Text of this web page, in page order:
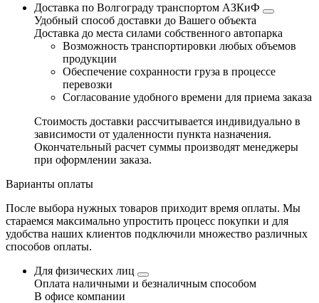
Доставка по Волгограду транспортом АЗКиФ
Удобный способ доставки до Вашего объекта
Доставка до места силами собственного автопарка
Возможность транспортировки любых объемов
продукции
Обеспечение сохранности груза в процессе
перевозки
Согласование удобного времени для приема заказа
Стоимость доставки рассчитывается индивидуально в
зависимости от удаленности пункта назначения.
Окончательный расчет суммы производят менеджеры
при оформлении заказа.
Варианты оплаты
После выбора нужных товаров приходит время оплаты. Мы
стараемся максимально упростить процесс покупки и для
удобства наших клиентов подключили множество различных
способов оплаты.
Для физических лиц
Оплата наличными и безналичным способом
В офисе компании